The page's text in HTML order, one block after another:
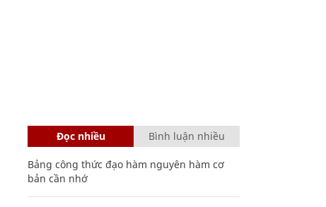
Đọc nhiều Bình luận nhiều
Bảng công thức đạo hàm nguyên hàm cơ
bản cần nhớ